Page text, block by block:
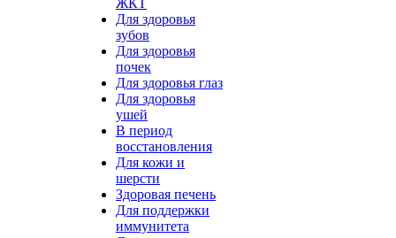
ЖКТ
Для здоровья
зубов
Для здоровья
почек
Для здоровья глаз
Для здоровья
ушей
В период
восстановления
Для кожи и
шерсти
Здоровая печень
Для поддержки
иммунитета